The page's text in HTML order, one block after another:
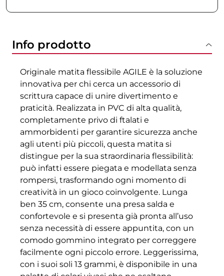
Info prodotto
Originale matita flessibile AGILE è la soluzione
innovativa per chi cerca un accessorio di
scrittura capace di unire divertimento e
praticità. Realizzata in PVC di alta qualità,
completamente privo di ftalati e
ammorbidenti per garantire sicurezza anche
agli utenti più piccoli, questa matita si
distingue per la sua straordinaria flessibilità:
può infatti essere piegata e modellata senza
rompersi, trasformando ogni momento di
creatività in un gioco coinvolgente. Lunga
ben 35 cm, consente una presa salda e
confortevole e si presenta già pronta all’uso
senza necessità di essere appuntita, con un
comodo gommino integrato per correggere
facilmente ogni piccolo errore. Leggerissima,
con i suoi soli 13 grammi, è disponibile in una